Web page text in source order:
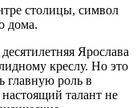
столицы, символ
дома.
Ярослава
креслу. Но это
главную роль в
талант не